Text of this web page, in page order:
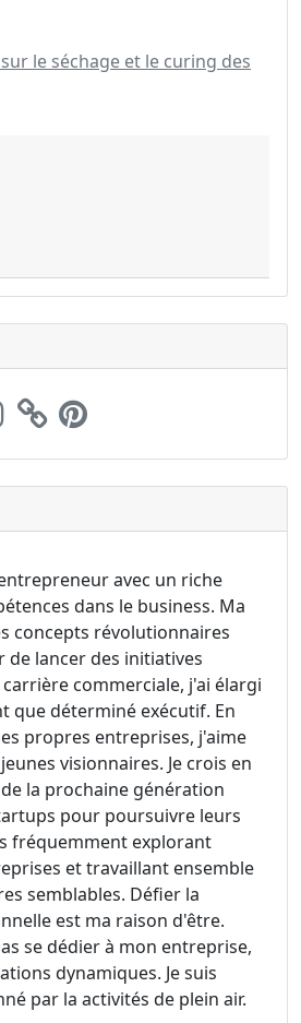
le séchage et le curing des
avec un riche
dans le business. Ma
concepts révolutionnaires
lancer des initiatives
commerciale, j'ai élargi
que déterminé exécutif. En
propres entreprises, j'aime
visionnaires. Je crois en
la prochaine génération
pour poursuivre leurs
fréquemment explorant
et travaillant ensemble
semblables. Défier la
est ma raison d'être.
se dédier à mon entreprise,
dynamiques. Je suis
par la activités de plein air.